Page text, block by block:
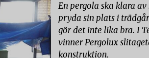
En pergola ska klara
pryda sin plats i
gör det inte lika bra. I
vinner Pergolux
konstruktion.